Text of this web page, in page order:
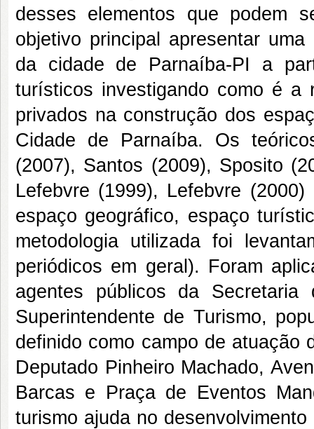
desses elementos que podem
objetivo principal apresentar
da cidade de Parnaíba-PI a
turísticos investigando como é a
privados na construção dos
Cidade de Parnaíba. Os
(2007), Santos (2009), Sposito
Lefebvre (1999), Lefebvre
espaço geográfico, espaço
metodologia utilizada foi
periódicos em geral). Foram
agentes públicos da
Superintendente de Turismo,
definido como campo de atuação
Deputado Pinheiro Machado,
Barcas e Praça de Eventos
turismo ajuda no